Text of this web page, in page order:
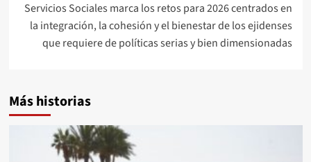
Servicios Sociales marca los retos para 2026 centrados en
la integración, la cohesión y el bienestar de los ejidenses
que requiere de políticas serias y bien dimensionadas
Más historias